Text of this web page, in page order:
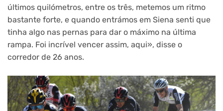
últimos quilómetros, entre os três, metemos um ritmo
bastante forte, e quando entrámos em Siena senti que
tinha algo nas pernas para dar o máximo na última
rampa. Foi incrível vencer assim, aqui», disse o
corredor de 26 anos.